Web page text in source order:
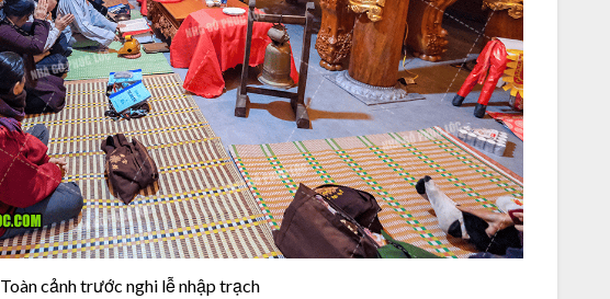
Toàn cảnh trước nghi lễ nhập trạch